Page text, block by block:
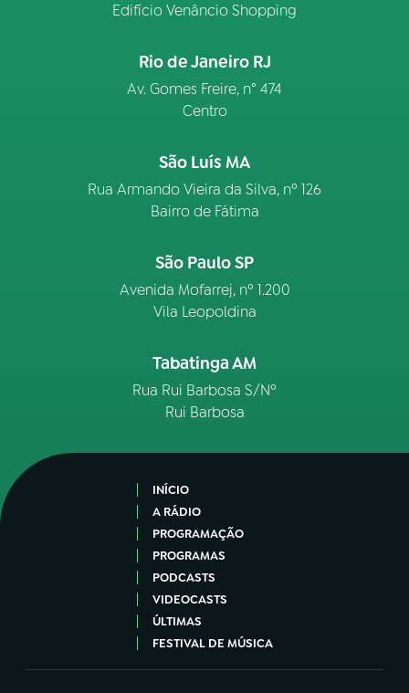
Edifício Venâncio Shopping
Rio de Janeiro RJ
Av. Gomes Freire, n° 474
Centro
São Luís MA
Rua Armando Vieira da Silva, nº 126
Bairro de Fátima
São Paulo SP
Avenida Mofarrej, nº 1.200
Vila Leopoldina
Tabatinga AM
Rua Rui Barbosa S/Nº
Rui Barbosa
INÍCIO
A RÁDIO
PROGRAMAÇÃO
PROGRAMAS
PODCASTS
VIDEOCASTS
ÚLTIMAS
FESTIVAL DE MÚSICA